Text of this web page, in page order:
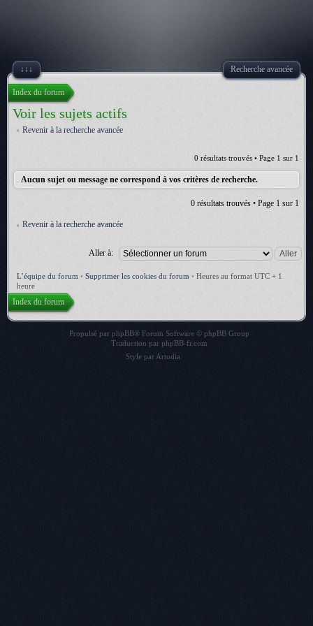
↓↓↓ Recherche avancée
Index du forum
Voir les sujets actifs
Revenir à la recherche avancée
0 résultats trouvés • Page 1 sur 1
Aucun sujet ou message ne correspond à vos critères de recherche.
0 résultats trouvés • Page 1 sur 1
Revenir à la recherche avancée
Aller à:
L’équipe du forum • Supprimer les cookies du forum • Heures au format UTC + 1
heure
Index du forum
Propulsé par phpBB® Forum Software © phpBB Group
Traduction par phpBB-fr.com
Style par Artodia